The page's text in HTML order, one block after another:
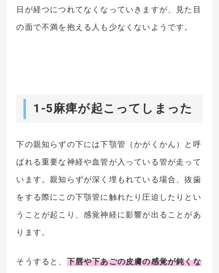
日が経つにつれてなくなっていきますが、見た目
の面で不満を抱える人も少なくないようです。
1-5麻痺が起こってしまった
下の親知らずの下には下顎管（かがくかん）と呼
ばれる重要な神経や血管が入っている管が走って
います。親知らずが深く埋もれている場合、抜歯
をする際にこの下顎管に触れたり圧迫したりとい
うことが起こり、感覚神経に影響が出ることがあ
ります。
そうすると、 下唇や下あごの皮膚の感覚が鈍くな